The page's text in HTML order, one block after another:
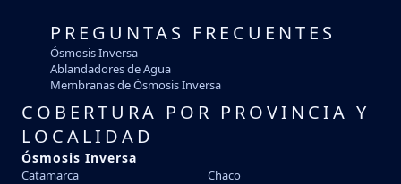
PREGUNTAS FRECUENTES
Ósmosis Inversa
Ablandadores de Agua
Membranas de Ósmosis Inversa
COBERTURA POR PROVINCIA Y
LOCALIDAD
Ósmosis Inversa
Catamarca
Chaco